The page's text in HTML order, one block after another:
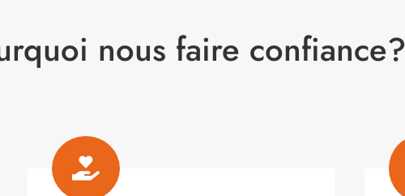
nous faire confiance?
